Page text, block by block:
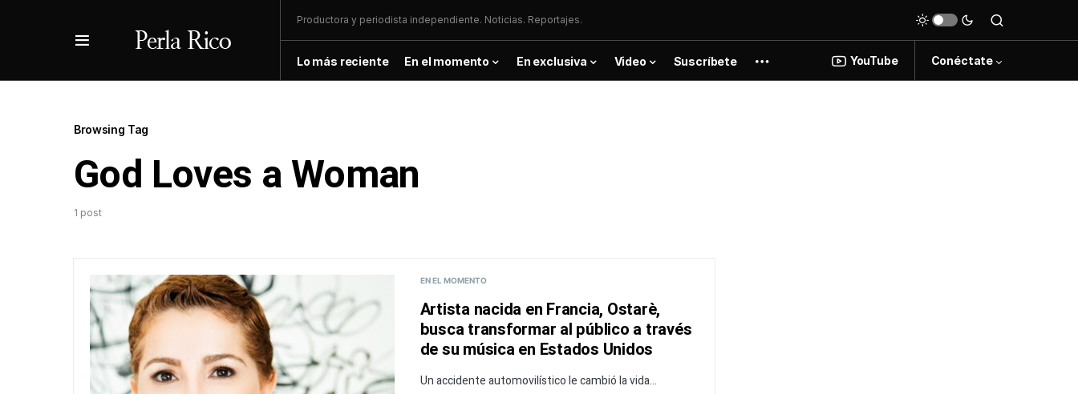
Productora y periodista independiente. Noticias. Reportajes.
Lo más reciente En el momento En exclusiva Video Suscríbete YouTube Conéctate
Browsing Tag
God Loves a Woman
1 post
EN EL MOMENTO
Artista nacida en Francia, Ostarè,
busca transformar al público a través
de su música en Estados Unidos
Un accidente automovilístico le cambió la vida...